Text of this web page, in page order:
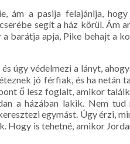
ám a pasija felajánlja,
segít a ház körül. Ám
barátja apja, Pike behajt a
úgy védelmezi a lányt,
jó férfiak, és ha netán
ő lesz foglalt, amikor
a házában lakik. Nem
egymást. Úgy érzi,
Hogy is tehetné, amikor